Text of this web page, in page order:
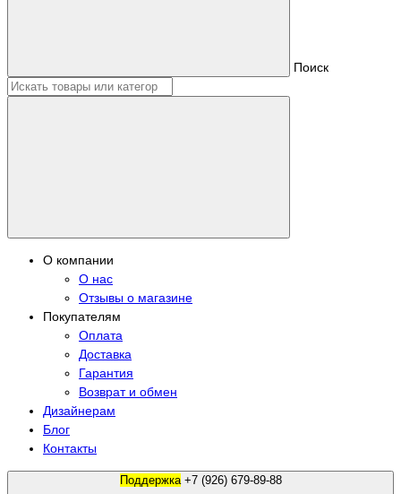
Поиск
О компании
О нас
Отзывы о магазине
Покупателям
Оплата
Доставка
Гарантия
Возврат и обмен
Дизайнерам
Блог
Контакты
Поддержка +7 (926) 679-89-88